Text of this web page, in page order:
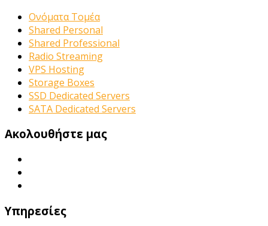
Ονόματα Τομέα
Shared Personal
Shared Professional
Radio Streaming
VPS Hosting
Storage Boxes
SSD Dedicated Servers
SATA Dedicated Servers
Ακολουθήστε μας
Υπηρεσίες